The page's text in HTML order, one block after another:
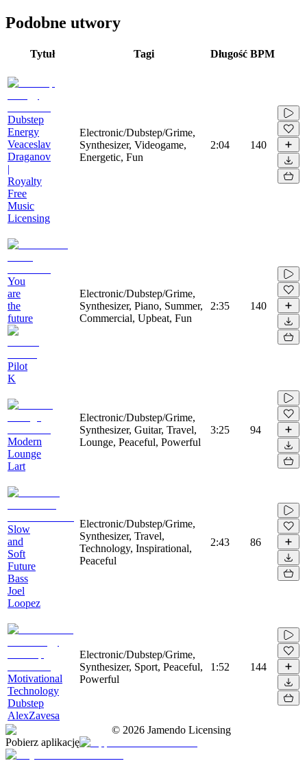
Podobne utwory
Tytuł Tagi Długość BPM
Dubstep
Energy
Veaceslav
Draganov
|
Royalty
Free
Music
Licensing
Electronic/Dubstep/Grime,
Synthesizer, Videogame,
Energetic, Fun
2:04 140
You
are
the
future
Pilot
K
Electronic/Dubstep/Grime,
Synthesizer, Piano, Summer,
Commercial, Upbeat, Fun
2:35 140
Modern
Lounge
Lart
Electronic/Dubstep/Grime,
Synthesizer, Guitar, Travel,
Lounge, Peaceful, Powerful
3:25 94
Slow
and
Soft
Future
Bass
Joel
Loopez
Electronic/Dubstep/Grime,
Synthesizer, Travel,
Technology, Inspirational,
Peaceful
2:43 86
Motivational
Technology
Dubstep
AlexZavesa
Electronic/Dubstep/Grime,
Synthesizer, Sport, Peaceful,
Powerful
1:52 144
© 2026 Jamendo Licensing
Pobierz aplikację